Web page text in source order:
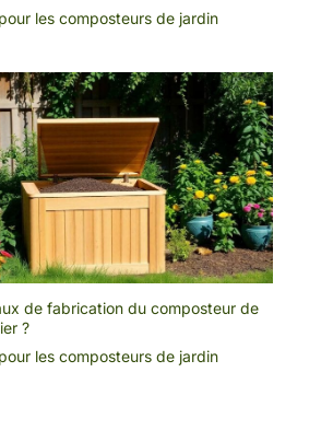
les composteurs de jardin
de fabrication du composteur de
?
les composteurs de jardin